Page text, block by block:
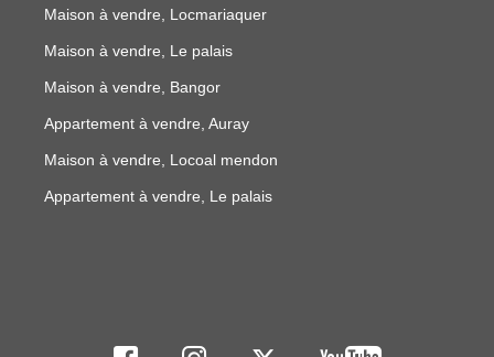
Maison à vendre, Locmariaquer
Maison à vendre, Le palais
Maison à vendre, Bangor
Appartement à vendre, Auray
Maison à vendre, Locoal mendon
Appartement à vendre, Le palais